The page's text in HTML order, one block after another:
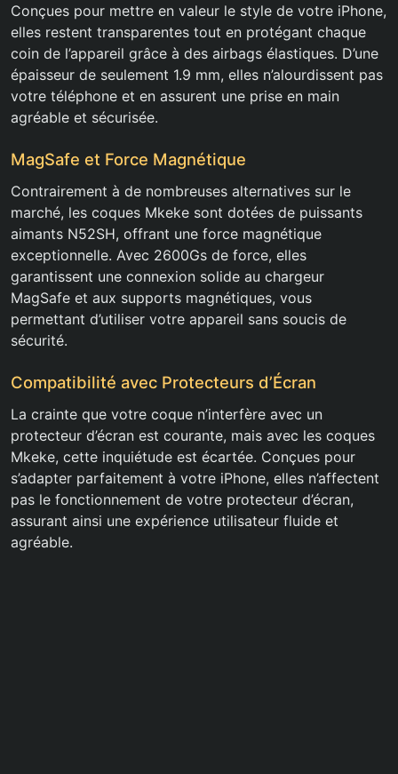
Conçues pour mettre en valeur le style de votre iPhone,
elles restent transparentes tout en protégant chaque
coin de l’appareil grâce à des airbags élastiques. D’une
épaisseur de seulement 1.9 mm, elles n’alourdissent pas
votre téléphone et en assurent une prise en main
agréable et sécurisée.
MagSafe et Force Magnétique
Contrairement à de nombreuses alternatives sur le
marché, les coques Mkeke sont dotées de puissants
aimants N52SH, offrant une force magnétique
exceptionnelle. Avec 2600Gs de force, elles
garantissent une connexion solide au chargeur
MagSafe et aux supports magnétiques, vous
permettant d’utiliser votre appareil sans soucis de
sécurité.
Compatibilité avec Protecteurs d’Écran
La crainte que votre coque n’interfère avec un
protecteur d’écran est courante, mais avec les coques
Mkeke, cette inquiétude est écartée. Conçues pour
s’adapter parfaitement à votre iPhone, elles n’affectent
pas le fonctionnement de votre protecteur d’écran,
assurant ainsi une expérience utilisateur fluide et
agréable.